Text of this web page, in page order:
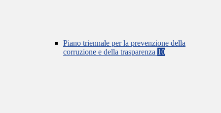
Piano triennale per la prevenzione della
corruzione e della trasparenza 10